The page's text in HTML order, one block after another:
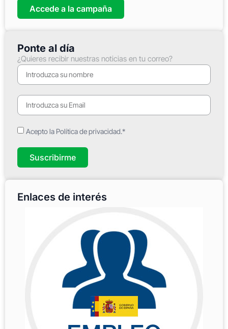
Accede a la campaña
Ponte al día
¿Quieres recibir nuestras noticias en tu correo?
Acepto la Política de privacidad.*
Suscribirme
Enlaces de interés